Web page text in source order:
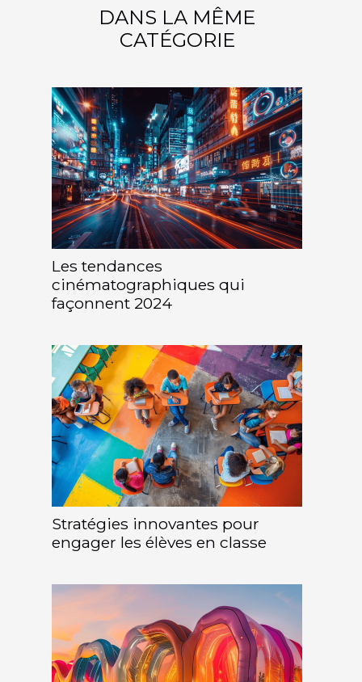
DANS LA MÊME
CATÉGORIE
Les tendances
cinématographiques qui
façonnent 2024
Stratégies innovantes pour
engager les élèves en classe